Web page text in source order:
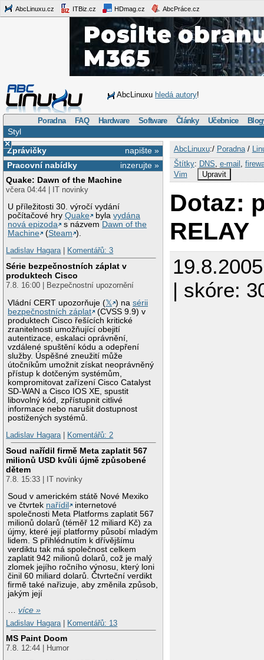
AbcLinuxu.cz ITBiz.cz HDmag.cz AbcPráce.cz
AbcLinuxu hledá autory!
Poradna FAQ Hardware Software Články Učebnice
Styl
×
napište »
Zprávičky
inzerujte »
Pracovní nabídky
Quake: Dawn of the Machine
včera 04:44 | IT novinky
U příležitosti 30. výročí vydání
počítačové hryQuake bylavydána
nová epizoda
s názvem Dawn of the
Machine
(Steam ).
Ladislav Hagara| Komentářů: 3
Série bezpečnostních záplat v
produktech Cisco
7.8. 16:00 | Bezpečnostní upozornění
Vládní CERT upozorňuje (𝕏 ) nasérii
bezpečnostních záplat
(CVSS 9.9) v
produktech Cisco řešících kritické
zranitelnosti umožňující obejití
autentizace, eskalaci oprávnění,
vzdálené spuštění kódu a odepření
služby. Úspěšné zneužití může
útočníkům umožnit získat neoprávněný
přístup k dotčeným systémům,
kompromitovat zařízení Cisco Catalyst
SD-WAN a Cisco IOS XE, spustit
libovolný kód, zpřístupnit citlivé
informace nebo narušit dostupnost
postižených systémů.
Ladislav Hagara| Komentářů: 2
Soud nařídil firmě Meta zaplatit 567
milionů USD kvůli újmě způsobené
dětem
7.8. 15:33 | IT novinky
Soud v americkém státě Nové Mexiko
ve čtvrtek nařídil
internetové
společnosti Meta Platforms zaplatit 567
milionů dolarů (téměř 12 miliard Kč) za
újmy, které její platformy působí mladým
lidem. S přihlédnutím k dřívějšímu
verdiktu tak má společnost celkem
zaplatit 942 milionů dolarů, což je malý
zlomek jejího ročního výnosu, který loni
činil 60 miliard dolarů. Čtvrteční verdikt
firmě také nařizuje, aby změnila způsob,
jakým její
…více »
Ladislav Hagara
Komentářů: 13
MS Paint Doom
7.8. 12:44 | Humor
AbcLinuxu:/ Poradna/
Štítky: DNS e-mail
Vim
Upravit
Dotaz:
RELAY
| skóre: